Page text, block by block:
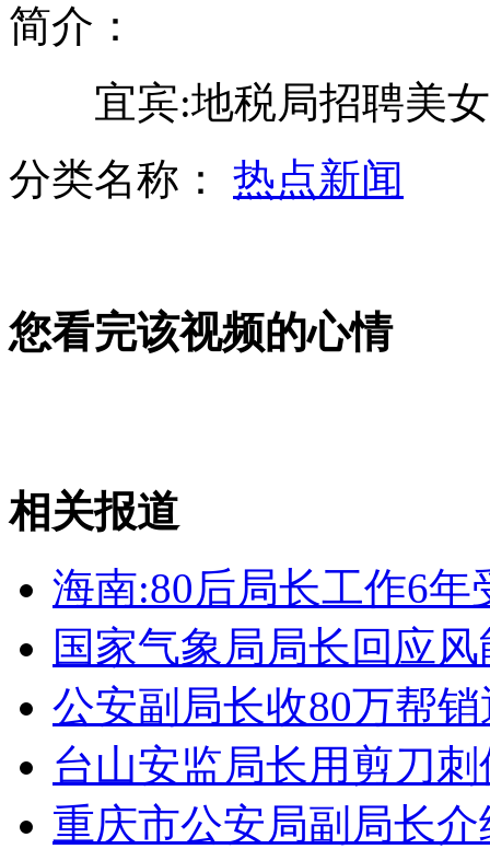
张伟平回应与张艺谋不合"要个说法"
听信"巫师"谗言 儿子将亲母活活烧死
山西运城恶犬咬伤多人 警民合力深夜将其击毙
女孩北京地铁殴打老人 痛下狠手拳打脚踢
无痛分娩是否安全 医生回应
简介：
宜宾:地税局招聘美女
分类名称： 热点新闻
您看完该视频的心情
相关报道
海南:80后局长工作6年
国家气象局局长回应
公安副局长收80万帮
台山安监局长用剪刀
重庆市公安局副局长